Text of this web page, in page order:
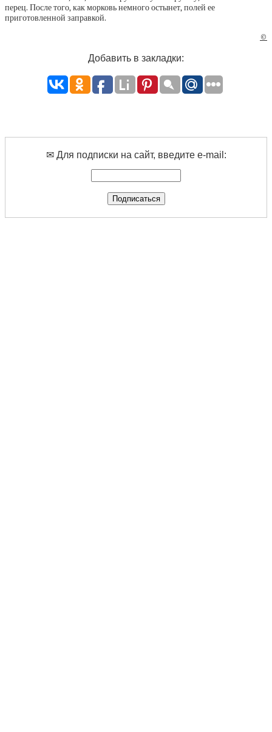
перец. После того, как морковь немного остынет, полей ее
приготовленной заправкой.
©
Добавить в закладки:
✉ Для подписки на сайт, введите e-mail: